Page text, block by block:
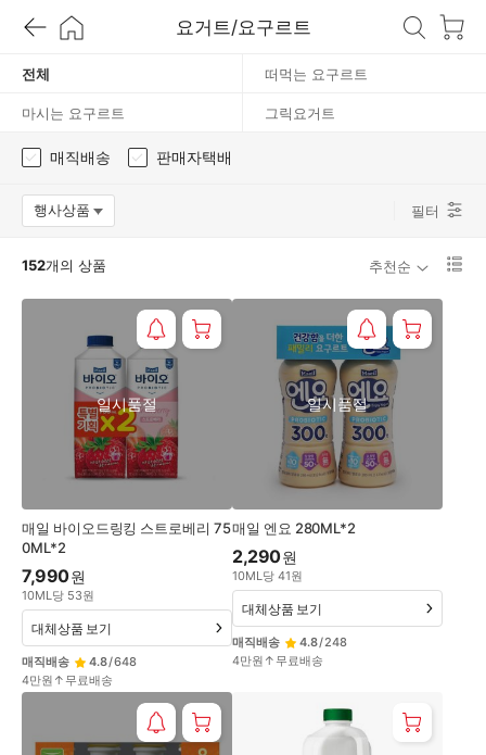
요거트/요구르트
전체 떠먹는 요구르트
마시는 요구르트 그릭요거트
매직배송 판매자택배
행사상품옵션팝업 열기 필터
152개의 상품 추천순
매일 바이오드링킹 스트로베리 75
0ML*2
일시품절
7,990원
10ML당 53원
매직배송 4.8/648
4만원↑무료배송
대체상품 보기
매일 엔요 280ML*2
일시품절
2,290원
10ML당 41원
매직배송 4.8/248
4만원↑무료배송
대체상품 보기